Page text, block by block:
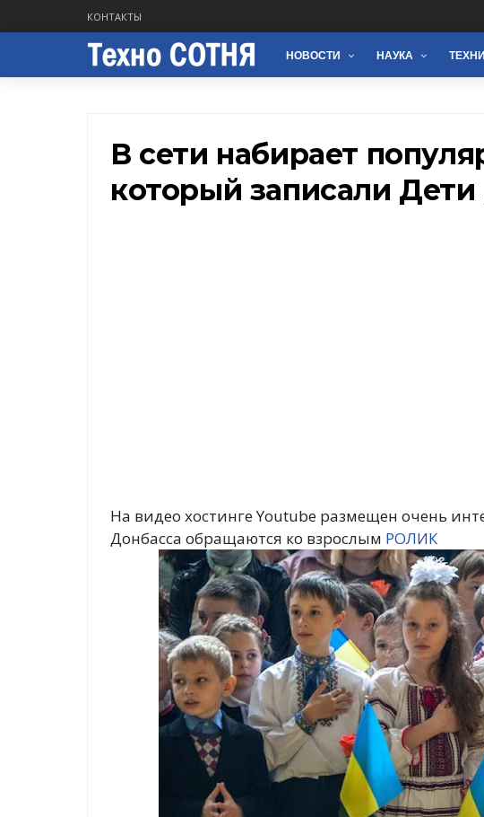
КОНТАКТЫ
НОВОСТИ НАУКА
В сети набирает
который записали Дети
На видео хостинге Youtube размещен очень
Донбасса обращаются ко взрослым РОЛИК